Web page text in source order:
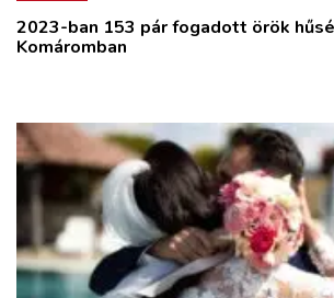
2023-ban 153 pár fogadott örök
Komáromban